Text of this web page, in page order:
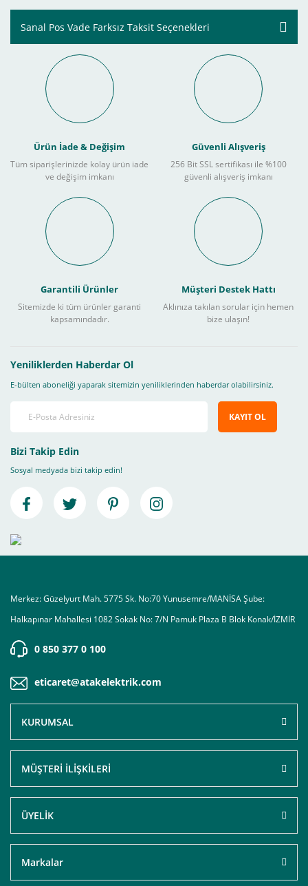
Sanal Pos Vade Farksız Taksit Seçenekleri
Ürün İade & Değişim
Tüm siparişlerinizde kolay ürün iade
ve değişim imkanı
Güvenli Alışveriş
256 Bit SSL sertifikası ile %100
güvenli alışveriş imkanı
Garantili Ürünler
Sitemizde ki tüm ürünler garanti
kapsamındadır.
Müşteri Destek Hattı
Aklınıza takılan sorular için hemen
bize ulaşın!
Yeniliklerden Haberdar Ol
E-bülten aboneliği yaparak sitemizin yeniliklerinden haberdar olabilirsiniz.
KAYIT OL
Bizi Takip Edin
Sosyal medyada bizi takip edin!
Merkez: Güzelyurt Mah. 5775 Sk. No:70 Yunusemre/MANİSA Şube:
Halkapınar Mahallesi 1082 Sokak No: 7/N Pamuk Plaza B Blok Konak/İZMİR
0 850 377 0 100
eticaret@atakelektrik.com
KURUMSAL
MÜŞTERİ İLİŞKİLERİ
ÜYELİK
Markalar